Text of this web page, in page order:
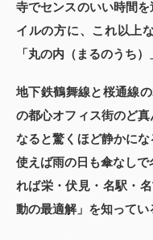
寺でセンスのいい時間
イルの方に、これ以上
「丸の内（まるのうち）
地下鉄鶴舞線と桜通線
の都心オフィス街のど
なると驚くほど静かに
使えば雨の日も傘なし
れば栄・伏見・名駅・
動の最適解」を知ってい